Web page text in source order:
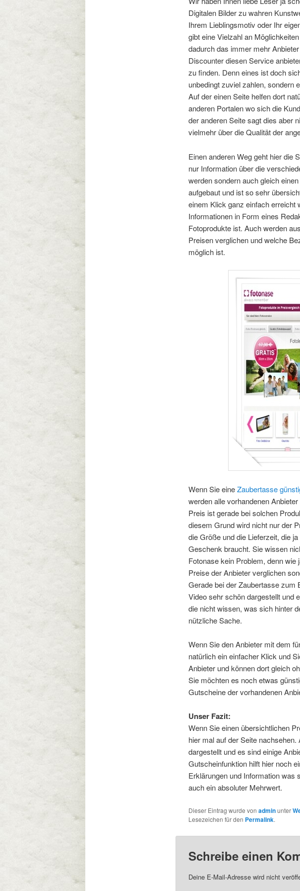
Digitalen Bilder zu wahren
Ihrem Lieblingsmotiv oder Ihr
gibt eine Vielzahl an
dadurch das immer mehr
Discounter diesen Service
zu finden. Denn eines ist doch
unbedingt zuviel zahlen, sondern
Auf der einen Seite helfen dort
anderen Portalen wo sich die
der anderen Seite sagt dies aber
vielmehr über die Qualität der
Einen anderen Weg geht hier die
nur Information über die
werden sondern auch gleich
aufgebaut und ist so sehr
einem Klick ganz einfach erreicht
Informationen in Form eines
Fotoprodukte ist. Auch werden
Preisen verglichen und welche
möglich ist.
Wenn Sie eineZaubertasse
werden alle vorhandenen
Preis ist gerade bei solchen
diesem Grund wird nicht nur der
die Größe und die Lieferzeit, die
Geschenk braucht. Sie wissen
Fotonase kein Problem, denn
Preise der Anbieter verglichen
Gerade bei der Zaubertasse zum
Video sehr schön dargestellt und
die nicht wissen, was sich hinter
nützliche Sache.
Wenn Sie den Anbieter mit dem
natürlich ein einfacher Klick und
Anbieter und können dort gleich
Sie möchten es noch etwas
Gutscheine der vorhandenen
Unser Fazit:
Wenn Sie einen übersichtlichen
hier mal auf der Seite
dargestellt und es sind einige
Gutscheinfunktion hilft hier noch
Erklärungen und Information was
auch ein absoluter Mehrwert.
Dieser Eintrag wurde von adminunter
Lesezeichen für den Permalink.
Schreibe einen
Deine E-Mail-Adresse wird nicht